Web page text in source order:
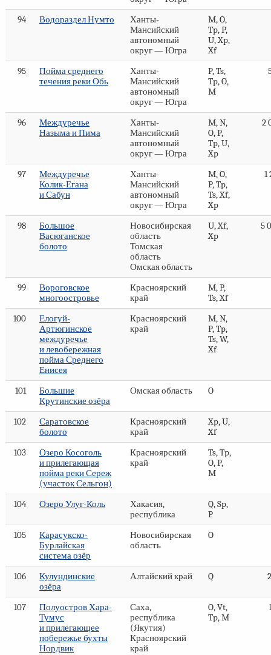
94
Водораздел Нумто
Ханты-
Мансийский
автономный
округ — Югра
M, O,
Tp, P,
U, Xp,
Xf
95
Пойма среднего
течения реки Обь
Ханты-
Мансийский
автономный
округ — Югра
P, Ts,
Tp, O,
M
96
Междуречье
Назыма и Пима
Ханты-
Мансийский
автономный
округ — Югра
M, N,
O, P,
Tp, U,
Xp
2
97
Междуречье
Колик-Егана
и Сабун
Ханты-
Мансийский
автономный
округ — Югра
M, O,
P, Tp,
Ts, Xf,
Xp
1
98
Большое
Васюганское
болото
Новосибирская
область
Томская
область
Омская область
U, Xf,
Xp
5
99
Вороговское
многоостровье
Красноярский
край
M, P,
Ts, Xf
100
Елогуй-
Артюгинское
междуречье
и левобережная
пойма Среднего
Енисея
Красноярский
край
M, N,
P, Tp,
Ts, W,
Xf
101
Большие
Крутинские озёра
Омская область O
102
Саратовское
болото
Красноярский
край
Xp, U,
Xf
103
Озеро Косоголь
и прилегающая
пойма реки Сереж
(участок Сельгон)
Красноярский
край
Ts, Tp,
O, P,
M
104 Озеро Улуг-Коль
Хакасия,
республика
Q, Sp,
P
105
Карасукско-
Бурлайская
система озёр
Новосибирская
область
O
106
Кулундинские
озёра
Алтайский край Q
107
Полуостров Хара-
Тумус
и прилегающее
побережье бухты
Нордвик
Саха,
республика
(Якутия)
Красноярский
край
O, Vt,
Tp, M